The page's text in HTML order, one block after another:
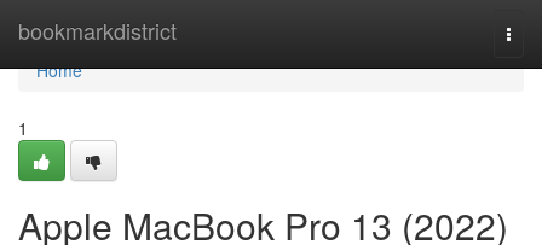
bookmarkdistrict
Home
Home
1
Apple MacBook Pro 13 (2022)